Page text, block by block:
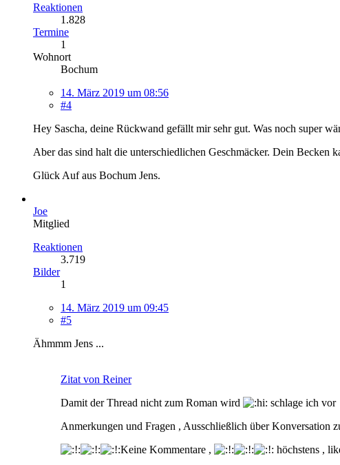
Reaktionen
1.828
Termine
1
Wohnort
Bochum
14. März 2019 um 08:56
#4
Hey Sascha, deine Rückwand gefällt mir sehr gut. Was noch super
Aber das sind halt die unterschiedlichen Geschmäcker. Dein Becken
Glück Auf aus Bochum Jens.
Joe
Mitglied
Reaktionen
3.719
Bilder
1
14. März 2019 um 09:45
#5
Ähmmm Jens ...
Zitat von Reiner
Damit der Thread nicht zum Roman wird
schlage ich vor
Anmerkungen und Fragen , Ausschließlich über Konversation
Keine Kommentare ,
höchstens ,